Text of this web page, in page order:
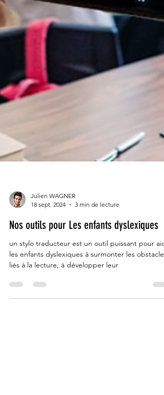
18 sept. 2024
3 min de lecture
Nos outils pour Les enfants dyslexiques
un stylo traducteur est un outil puissant pour
liés à la lecture, à développer leur